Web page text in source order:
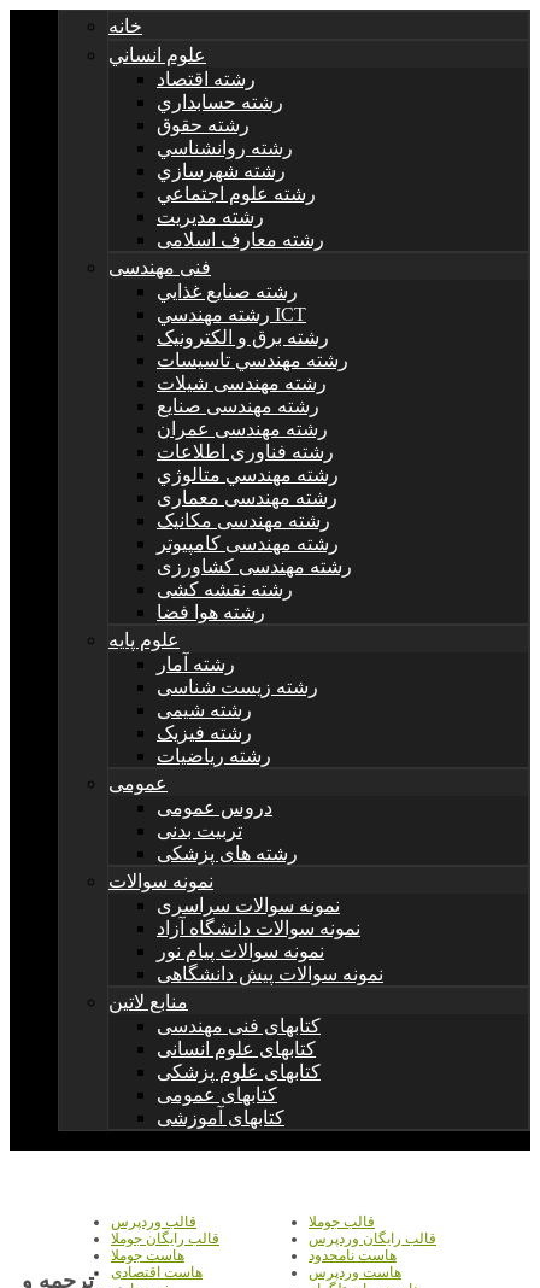
خانه
علوم انساني
رشته اقتصاد
رشته حسابداري
رشته حقوق
رشته روانشناسي
رشته شهرسازي
رشته علوم اجتماعي
رشته مديريت
رشته معارف اسلامی
فنی مهندسی
رشته صنايع غذايي
رشته مهندسي ICT
رشته برق و الکترونيک
رشته مهندسي تاسيسات
رشته مهندسی شیلات
رشته مهندسی صنایع
رشته مهندسی عمران
رشته فناوری اطلاعات
رشته مهندسي متالوژي
رشته مهندسی معماری
رشته مهندسی مکانیک
رشته مهندسی کامپیوتر
رشته مهندسی کشاورزی
رشته نقشه کشی
رشته هوا فضا
علوم پایه
رشته آمار
رشته زیست شناسی
رشته شیمی
رشته فیزیک
رشته ریاضیات
عمومی
دروس عمومی
تربیت بدنی
رشته های پزشکی
نمونه سوالات
نمونه سوالات سراسری
نمونه سوالات دانشگاه آزاد
نمونه سوالات پیام نور
نمونه سوالات پیش دانشگاهی
منابع لاتین
کتابهای فنی مهندسی
کتابهای علوم انسانی
کتابهای علوم پزشکی
کتابهای عمومی
کتابهای آموزشی
قالب جوملا
قالب وردپرس
قالب رایگان وردپرس
قالب رایگان جوملا
هاست نامحدود
هاست جوملا
هاست وردپرس
هاست اقتصادی
ترجمه و